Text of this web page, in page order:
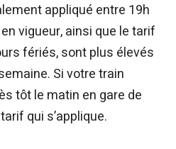
appliqué entre 19h
vigueur, ainsi que le tarif
fériés, sont plus élevés
Si votre train
tôt le matin en gare de
qui s’applique.